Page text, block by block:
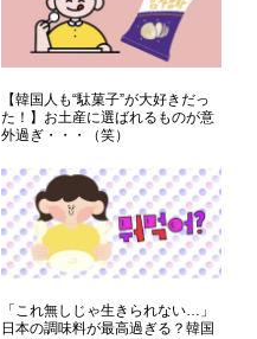
【韓国人も“駄菓子”が大好きだっ
た！】お土産に選ばれるものが意
外過ぎ・・・（笑）
「これ無しじゃ生きられない…」
日本の調味料が最高過ぎる？韓国